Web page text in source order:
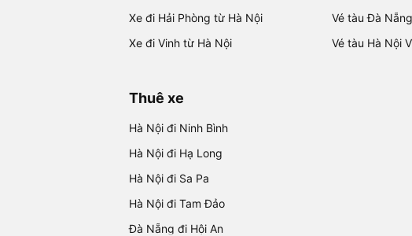
Xe đi Hải Phòng từ Hà Nội
Xe đi Vinh từ Hà Nội
Vé tàu Đà
Vé tàu Hà Nội
Thuê xe
Hà Nội đi Ninh Bình
Hà Nội đi Hạ Long
Hà Nội đi Sa Pa
Hà Nội đi Tam Đảo
Đà Nẵng đi Hội An